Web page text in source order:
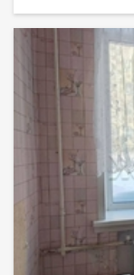
года постройки.
квартире будут
окна, входная
2027 г.
жилмаcсиве
район города
дома и его
в центре
детские сады:
транcпортная
магистралям
97, 98;
метро Золотая
1 квартал 2027